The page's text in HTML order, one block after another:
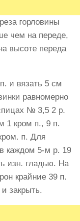
горловины
чем на переде,
высоте переда
и вязать 5 см
равномерно
№ 3,5 2 р.
1 кром п., 9 п.
п. Для
каждом 5-м р. 19
изн. гладью. На
крайние 39 п.
закрыть.